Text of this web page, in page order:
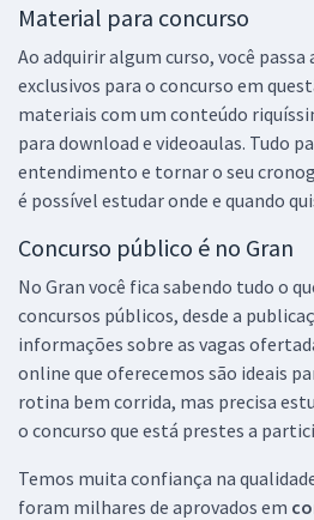
Material para concurso
Ao adquirir algum curso, você
exclusivos para o concurso em
materiais com um conteúdo
para download e videoaulas. Tudo
entendimento e tornar o seu
é possível estudar onde e quando
Concurso público é no Gran
No Gran você fica sabendo tudo o
concursos públicos, desde a
informações sobre as vagas
online que oferecemos são ideais
rotina bem corrida, mas precisa
o concurso que está prestes a
Temos muita confiança na
foram milhares de aprovados em